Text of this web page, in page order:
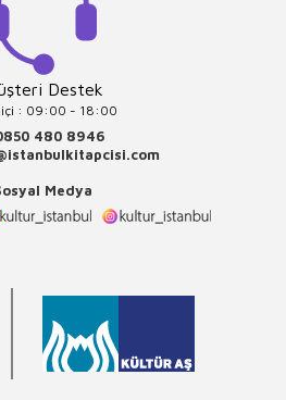
Destek
: 09:00 - 18:00
480 8946
Medya